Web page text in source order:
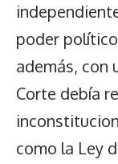
poder
además, con
Corte debía
como la Ley